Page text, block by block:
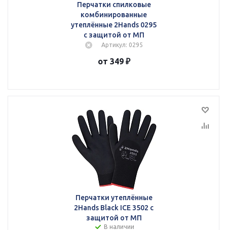
Перчатки спилковые
комбинированные
утеплённые 2Hands 0295
с защитой от МП
Артикул: 0295
от 349 ₽
Перчатки утеплённые
2Hands Black ICE 3502 с
защитой от МП
В наличии